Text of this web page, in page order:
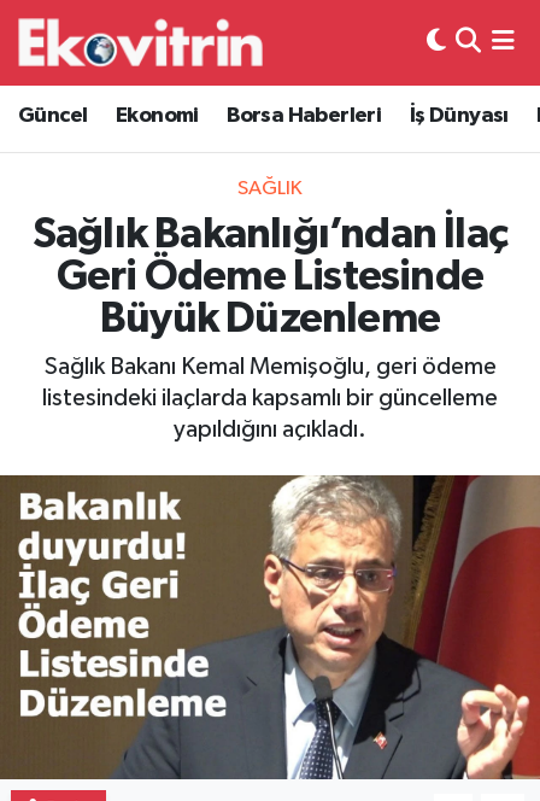
Güncel Ekonomi Borsa Haberleri İş Dünyası
SAĞLIK
Sağlık Bakanlığı’ndan İlaç
Geri Ödeme Listesinde
Büyük Düzenleme
Sağlık Bakanı Kemal Memişoğlu, geri ödeme
listesindeki ilaçlarda kapsamlı bir güncelleme
yapıldığını açıkladı.
Güncel
Ekonomi
Borsa Haberleri
İş Dünyası
Lojistik
Otovitrin
Magazin
Gayrimenkul
Spor
Eğitim
Hava Durumu
Trafik Durumu
Süper Lig Puan Durumu ve Fikstür
Tüm Manşetler
Son Dakika Haberleri
Haber Arşivi